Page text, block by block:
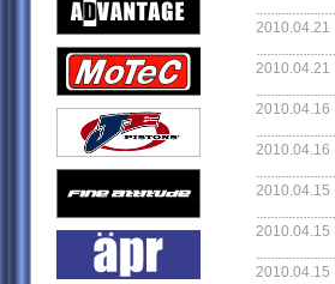
2010.04.21
2010.04.21
2010.04.16
2010.04.16
2010.04.15
2010.04.15
2010.04.15